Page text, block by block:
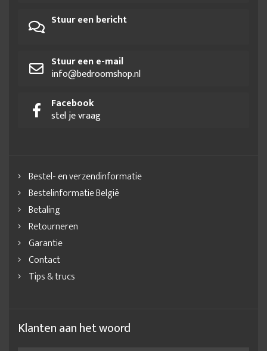
Stuur een bericht
Stuur een e-mail
info@bedroomshop.nl
Facebook
stel je vraag
Bestel- en verzendinformatie
Bestelinformatie België
Betaling
Retourneren
Garantie
Contact
Tips & trucs
Klanten aan het woord